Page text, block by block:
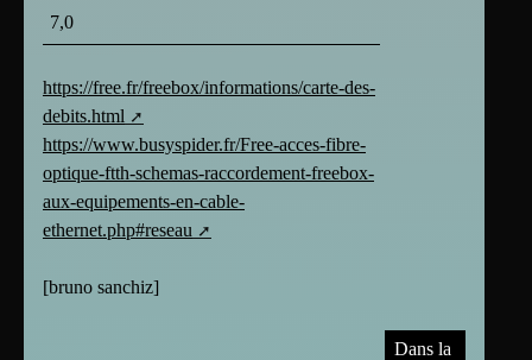
7,0
https://free.fr/freebox/informations/carte-des-
debits.html
https://www.busyspider.fr/Free-acces-fibre-
optique-ftth-schemas-raccordement-freebox-
aux-equipements-en-cable-
ethernet.php#reseau
[bruno sanchiz]
Dans la